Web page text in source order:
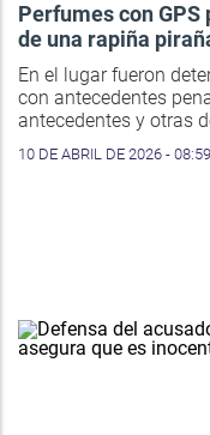
Perfumes con
de una rapiña
En el lugar fueron
con antecedentes
antecedentes y otras
10 DE ABRIL DE 2026 - 08:59